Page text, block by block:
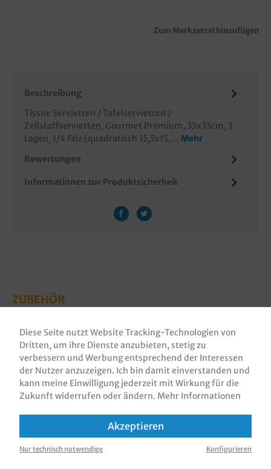
Zum Merkzettel hinzufügen
Beschreibung
Tissue Servietten / Tafelservietten /
Zellstoffservietten, Gourmet Premium, 33x33cm, 3
Lagen, 1/4 Falz (quadratisch 15,5x15,… Mehr
Bewertungen
Informationen zur Produktsicherheit
ZUBEHÖR
Diese Seite nutzt Website Tracking-Technologien von
Dritten, um ihre Dienste anzubieten, stetig zu
verbessern und Werbung entsprechend der Interessen
der Nutzer anzuzeigen. Ich bin damit einverstanden und
kann meine Einwilligung jederzeit mit Wirkung für die
Zukunft widerrufen oder ändern. Mehr Informationen
Akzeptieren
Nur technisch notwendige Konfigurieren